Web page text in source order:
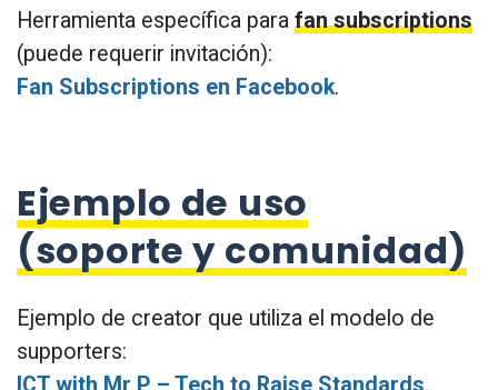
Herramienta específica para fan subscriptions
(puede requerir invitación):
Fan Subscriptions en Facebook.
Ejemplo de uso
(soporte y comunidad)
Ejemplo de creator que utiliza el modelo de
supporters: